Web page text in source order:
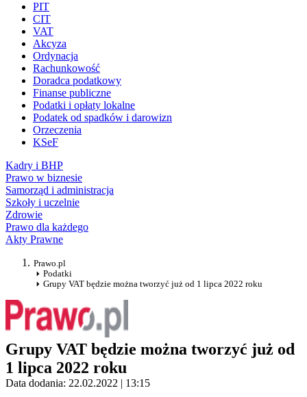
PIT
CIT
VAT
Akcyza
Ordynacja
Rachunkowość
Doradca podatkowy
Finanse publiczne
Podatki i opłaty lokalne
Podatek od spadków i darowizn
Orzeczenia
KSeF
Kadry i BHP
Prawo w biznesie
Samorząd i administracja
Szkoły i uczelnie
Zdrowie
Prawo dla każdego
Akty Prawne
Prawo.pl
Podatki
Grupy VAT będzie można tworzyć już od 1 lipca 2022 roku
Grupy VAT będzie można tworzyć już od
1 lipca 2022 roku
Data dodania: 22.02.2022 | 13:15